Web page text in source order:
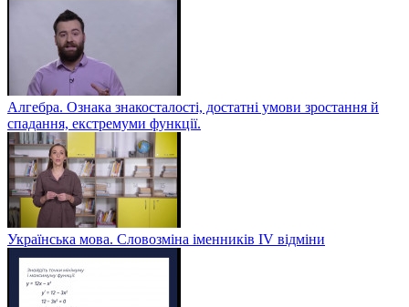
Алгебра. Ознака знакосталості, достатні умови зростання й
спадання, екстремуми функції.
Українська мова. Словозміна іменників ІV відміни